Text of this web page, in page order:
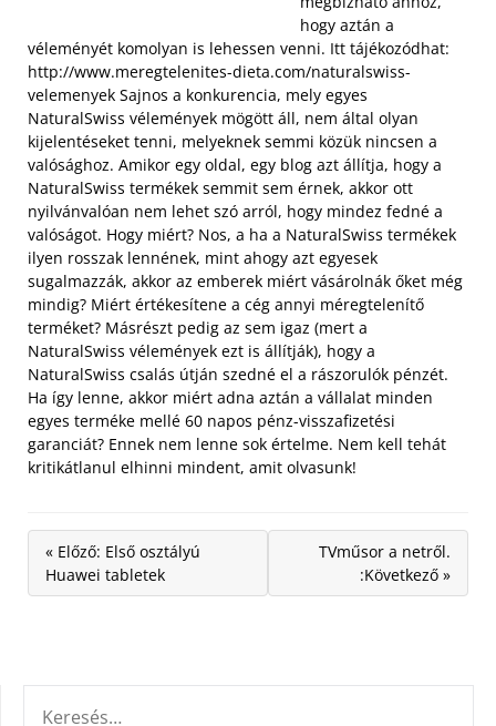
hogy aztán a
véleményét komolyan is lehessen venni. Itt tájékozódhat:
http://www.meregtelenites-dieta.com/naturalswiss-
velemenyek Sajnos a konkurencia, mely egyes
NaturalSwiss vélemények mögött áll, nem által olyan
kijelentéseket tenni, melyeknek semmi közük nincsen a
valósághoz. Amikor egy oldal, egy blog azt állítja, hogy a
NaturalSwiss termékek semmit sem érnek, akkor ott
nyilvánvalóan nem lehet szó arról, hogy mindez fedné a
valóságot. Hogy miért? Nos, a ha a NaturalSwiss termékek
ilyen rosszak lennének, mint ahogy azt egyesek
sugalmazzák, akkor az emberek miért vásárolnák őket még
mindig? Miért értékesítene a cég annyi méregtelenítő
terméket? Másrészt pedig az sem igaz (mert a
NaturalSwiss vélemények ezt is állítják), hogy a
NaturalSwiss csalás útján szedné el a rászorulók pénzét.
Ha így lenne, akkor miért adna aztán a vállalat minden
egyes terméke mellé 60 napos pénz-visszafizetési
garanciát? Ennek nem lenne sok értelme. Nem kell tehát
kritikátlanul elhinni mindent, amit olvasunk!
« Előző: Első osztályú
Huawei tabletek
TVműsor a netről.
:Következő »